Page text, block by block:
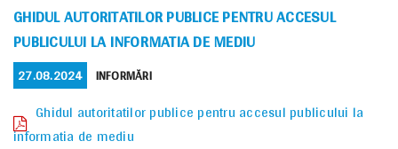
GHIDUL AUTORITATILOR PUBLICE PENTRU ACCESUL
PUBLICULUI LA INFORMATIA DE MEDIU
POSTED
ON
27.08.2024 CATEGORIES
INFORMĂRI
Ghidul autoritatilor publice pentru accesul publicului la
informatia de mediu